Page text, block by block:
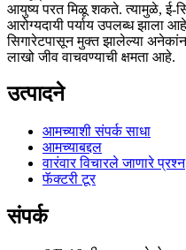
आयुष्य परत मिळू शकते. त्यामुळे, ई-
आरोग्यदायी पर्याय उपलब्ध झाला
सिगारेटपासून मुक्त झालेल्या
लाखो जीव वाचवण्याची क्षमता आहे.
उत्पादने
आमच्याशी संपर्क साधा
आमच्याबद्दल
वारंवार विचारले जाणारे प्रश्न
फॅक्टरी टूर
संपर्क